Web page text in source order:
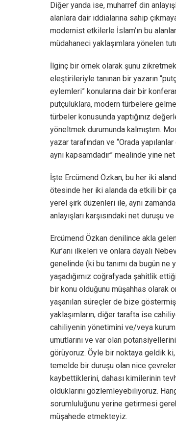
Diğer yanda ise, muharref din
alanlara dair iddialarına sahip
modernist etkilerle İslam’ın bu
müdahaneci yaklaşımlara yönelen
İlginç bir örnek olarak şunu
eleştirileriyle tanınan bir yazarın
eylemleri” konularına dair bir
putçuluklara, modern türbelere
türbeler konusunda yaptığınız
yöneltmek durumunda kalmıştım.
yazar tarafından ve “Orada
aynı kapsamdadır” mealinde yine
İşte Ercümend Özkan, bu her iki
ötesinde her iki alanda da etkili bir
yerel şirk düzenleri ile, aynı
anlayışları karşısındaki net duruşu
Ercümend Özkan denilince akla
Kur’ani ilkeleri ve onlara dayalı
genelinde (ki bu tanımı da bugün
yaşadığımız coğrafyada şahitlik
bir konu olduğunu müşahhas olarak
yaşanılan süreçler de bize
yaklaşımların, diğer tarafta ise
cahiliyenin yönetimini ve/veya
umutlarını ve var olan
görüyoruz. Öyle bir noktaya geldik
temelde bir duruşu olan nice
kaybettiklerini, dahası kimilerinin
olduklarını gözlemleyebiliyoruz.
sorumluluğunu yerine getirmesi
müşahede etmekteyiz.